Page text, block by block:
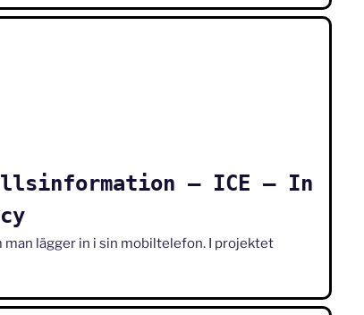
– ICE – In
man lägger in i sin mobiltelefon. I projektet